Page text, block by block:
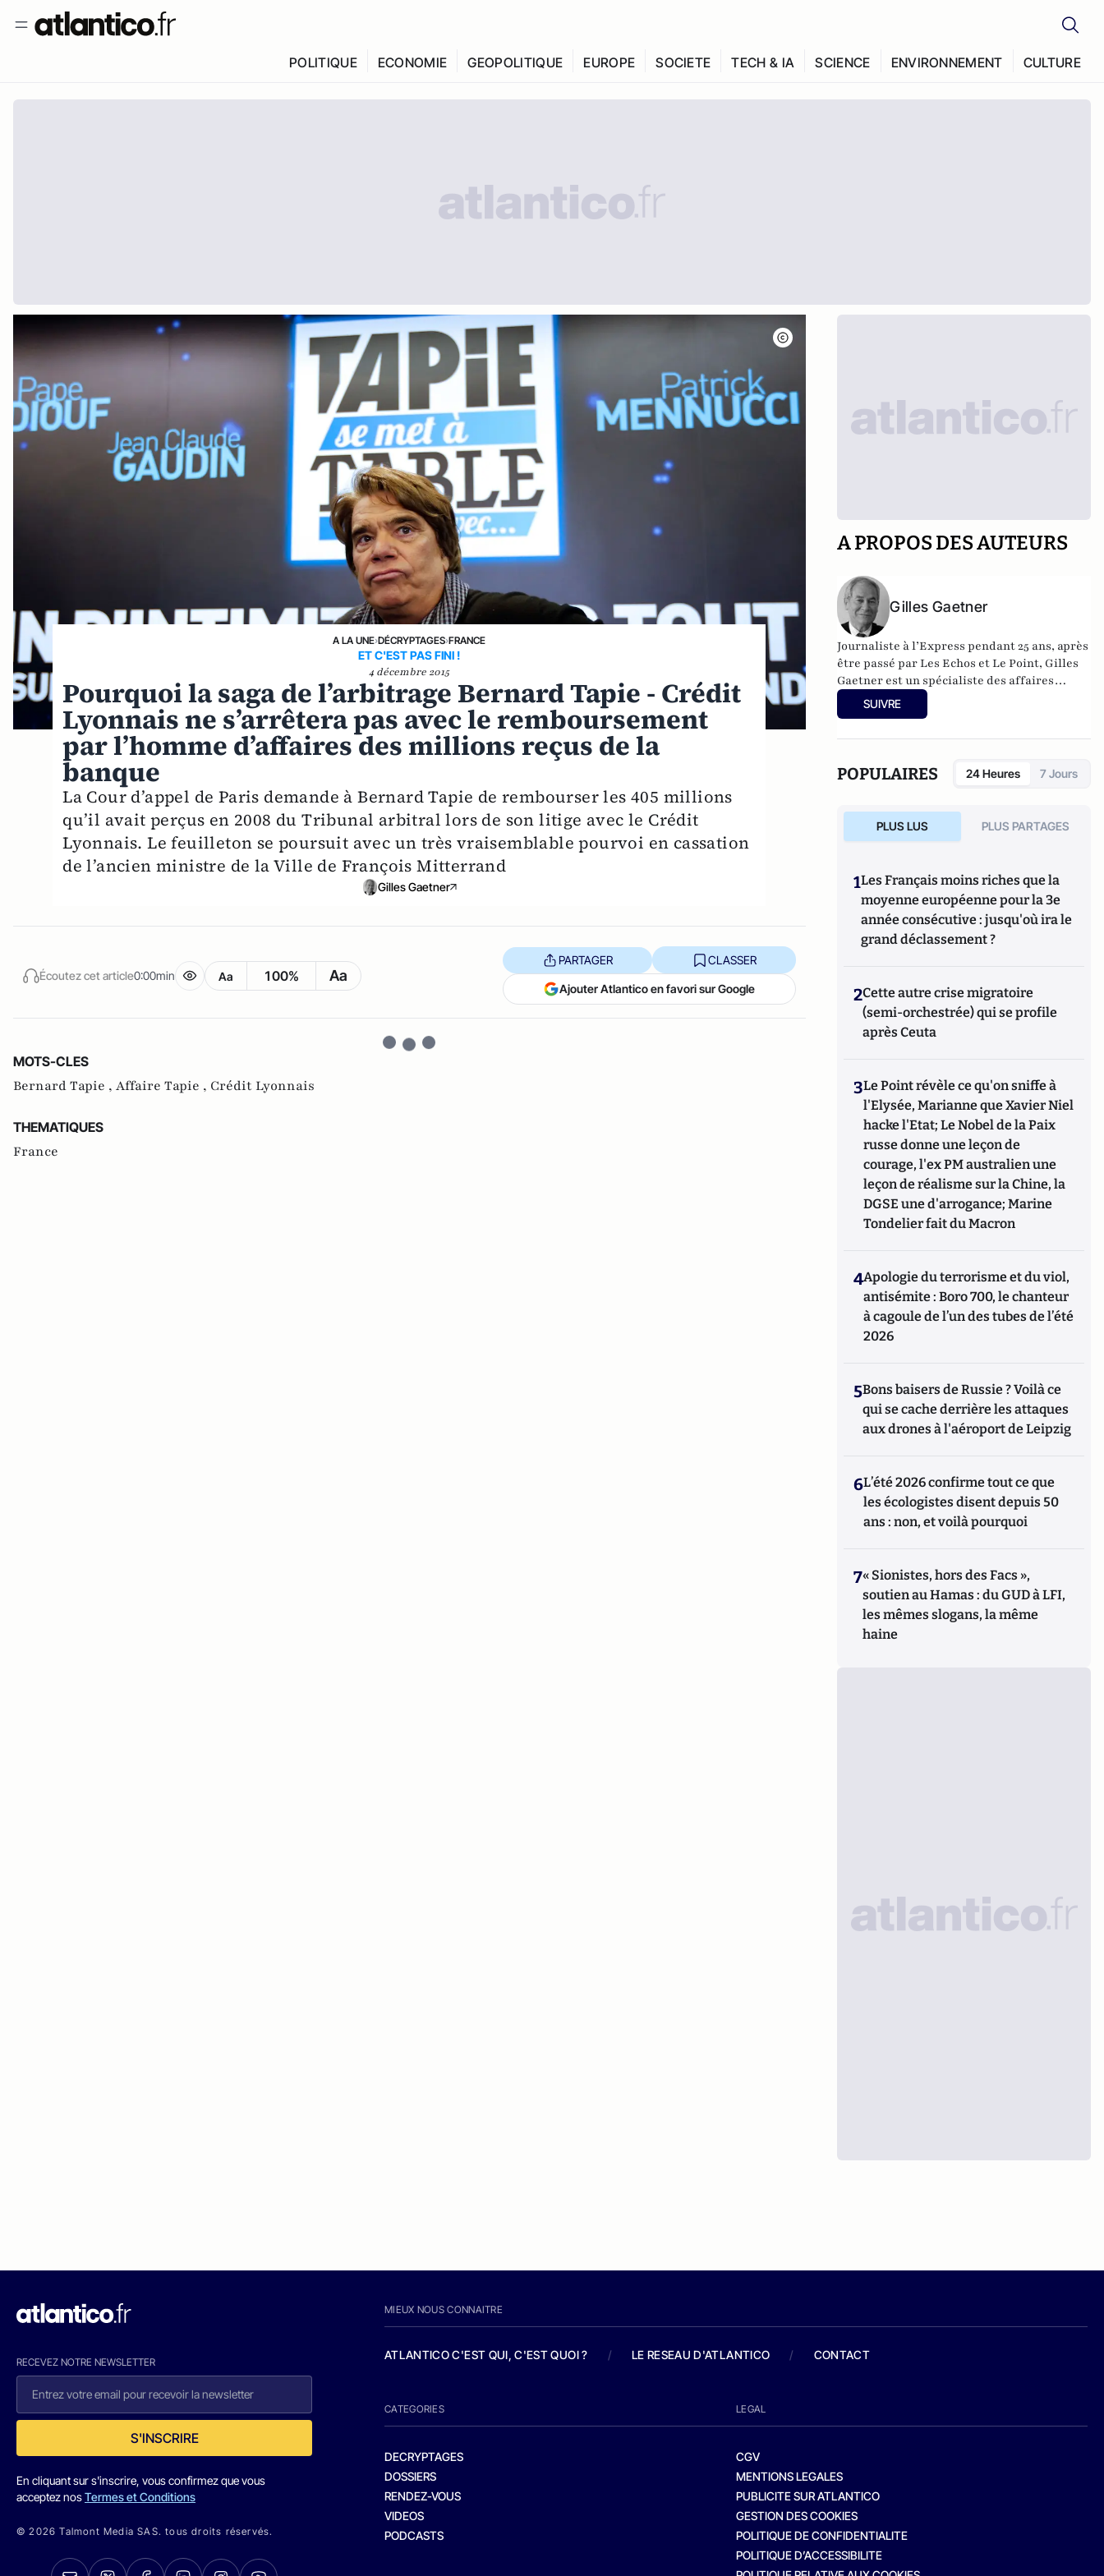
POLITIQUE ECONOMIE GEOPOLITIQUE EUROPE SOCIETE TECH & IA SCIENCE ENVIRONNEMENT CULTURE
A LA UNE›DÉCRYPTAGES›FRANCE
ET C'EST PAS FINI !
4 décembre 2015
Pourquoi la saga de l’arbitrage Bernard Tapie - Crédit
Lyonnais ne s’arrêtera pas avec le remboursement
par l’homme d’affaires des millions reçus de la
banque
La Cour d’appel de Paris demande à Bernard Tapie de rembourser les 405 millions
qu’il avait perçus en 2008 du Tribunal arbitral lors de son litige avec le Crédit
Lyonnais. Le feuilleton se poursuit avec un très vraisemblable pourvoi en cassation
de l’ancien ministre de la Ville de François Mitterrand
Gilles Gaetner
Écoutez cet article0:00min Aa 100% Aa
PARTAGER CLASSER
Ajouter Atlantico en favori sur Google
MOTS-CLES
Bernard Tapie , Affaire Tapie , Crédit Lyonnais
THEMATIQUES
France
A PROPOS DES AUTEURS
Gilles Gaetner
Journaliste à l’Express pendant 25 ans, après
être passé par Les Echos et Le Point, Gilles
Gaetner est un spécialiste des affaires
politico-financières. Il a consacré un
ouvrage remarqué au président de la
d’une quinzaine de livres parmi lesquels
L’Argent facile, dictionnaire de la corruption
les secrets de Roland Dumas (Jean-Claude
Lattès), La République des imposteurs
SUIVRE
POPULAIRES 24 Heures 7 Jours
PLUS LUS PLUS PARTAGES
1Les Français moins riches que la
moyenne européenne pour la 3e
année consécutive : jusqu'où ira le
grand déclassement ?
2Cette autre crise migratoire
(semi-orchestrée) qui se profile
après Ceuta
3Le Point révèle ce qu'on sniffe à
l'Elysée, Marianne que Xavier Niel
hacke l'Etat; Le Nobel de la Paix
russe donne une leçon de
courage, l'ex PM australien une
leçon de réalisme sur la Chine, la
DGSE une d'arrogance; Marine
Tondelier fait du Macron
4Apologie du terrorisme et du viol,
antisémite : Boro 700, le chanteur
à cagoule de l’un des tubes de l’été
2026
5Bons baisers de Russie ? Voilà ce
qui se cache derrière les attaques
aux drones à l'aéroport de Leipzig
6L’été 2026 confirme tout ce que
les écologistes disent depuis 50
ans : non, et voilà pourquoi
7« Sionistes, hors des Facs »,
soutien au Hamas : du GUD à LFI,
les mêmes slogans, la même
haine
RECEVEZ NOTRE NEWSLETTER
S'INSCRIRE
En cliquant sur s'inscrire, vous confirmez que vous
acceptez nosTermes et Conditions
© 2026 Talmont Media SAS. tous droits réservés.
MIEUX NOUS CONNAITRE
ATLANTICO C'EST QUI, C'EST QUOI ? / LE RESEAU D'ATLANTICO / CONTACT
CATEGORIES
DECRYPTAGES
DOSSIERS
RENDEZ-VOUS
VIDEOS
PODCASTS
LEGAL
CGV
MENTIONS LEGALES
PUBLICITE SUR ATLANTICO
GESTION DES COOKIES
POLITIQUE DE CONFIDENTIALITE
POLITIQUE D’ACCESSIBILITE